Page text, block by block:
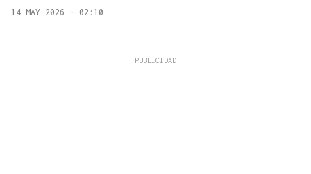
14 MAY 2026 - 02:10